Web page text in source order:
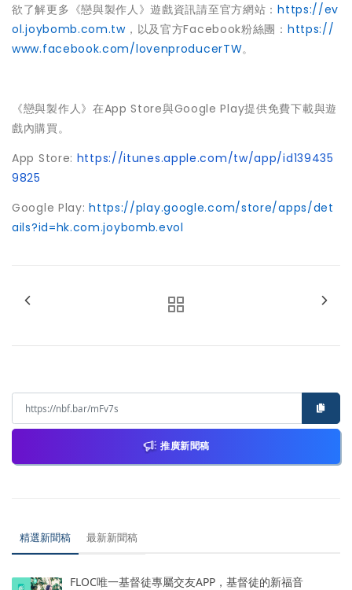
欲了解更多《戀與製作人》遊戲資訊請至官方網站：https://ev
ol.joybomb.com.tw，以及官方Facebook粉絲團： https://
www.facebook.com/lovenproducerTW。
《戀與製作人》在App Store與Google Play提供免費下載與遊
戲內購買。
App Store: https://itunes.apple.com/tw/app/id139435
9825
Google Play:https://play.google.com/store/apps/det
ails?id=hk.com.joybomb.evol
推廣新聞稿
精選新聞稿 最新新聞稿
FLOC唯一基督徒專屬交友APP，基督徒的新福音